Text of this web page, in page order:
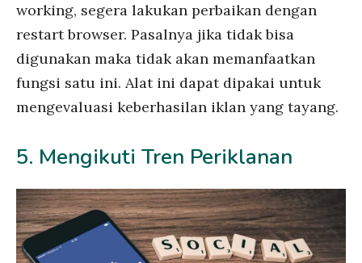
working, segera lakukan perbaikan dengan
restart browser. Pasalnya jika tidak bisa
digunakan maka tidak akan memanfaatkan
fungsi satu ini. Alat ini dapat dipakai untuk
mengevaluasi keberhasilan iklan yang tayang.
5. Mengikuti Tren Periklanan